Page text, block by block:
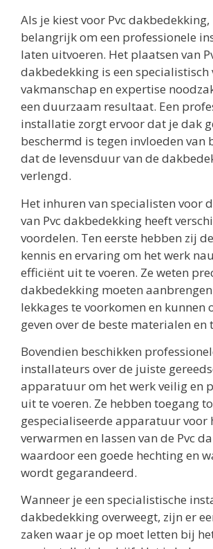
Als je kiest voor Pvc dakbedekking,
belangrijk om een professionele
laten uitvoeren. Het plaatsen van
dakbedekking is een
vakmanschap en expertise
een duurzaam resultaat. Een
installatie zorgt ervoor dat je dak
beschermd is tegen invloeden van
dat de levensduur van de
verlengd.
Het inhuren van specialisten voor
van Pvc dakbedekking heeft
voordelen. Ten eerste hebben zij
kennis en ervaring om het werk
efficiënt uit te voeren. Ze weten
dakbedekking moeten
lekkages te voorkomen en kunnen
geven over de beste materialen en
Bovendien beschikken
installateurs over de juiste
apparatuur om het werk veilig en
uit te voeren. Ze hebben toegang
gespecialiseerde apparatuur voor
verwarmen en lassen van de Pvc
waardoor een goede hechting en
wordt gegarandeerd.
Wanneer je een specialistische
dakbedekking overweegt, zijn er
zaken waar je op moet letten bij